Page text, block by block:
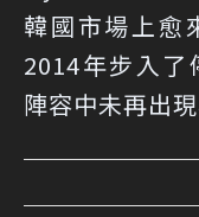
韓國市場上愈
2014年步入
陣容中未再出